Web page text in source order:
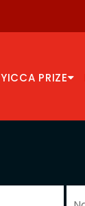
YICCA PRIZE